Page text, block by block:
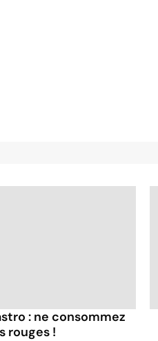
: ne consommez
rouges !